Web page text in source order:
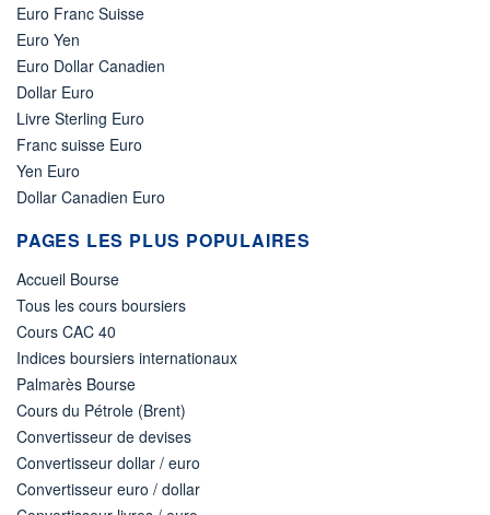
Euro Franc Suisse
Euro Yen
Euro Dollar Canadien
Dollar Euro
Livre Sterling Euro
Franc suisse Euro
Yen Euro
Dollar Canadien Euro
PAGES LES PLUS POPULAIRES
Accueil Bourse
Tous les cours boursiers
Cours CAC 40
Indices boursiers internationaux
Palmarès Bourse
Cours du Pétrole (Brent)
Convertisseur de devises
Convertisseur dollar / euro
Convertisseur euro / dollar